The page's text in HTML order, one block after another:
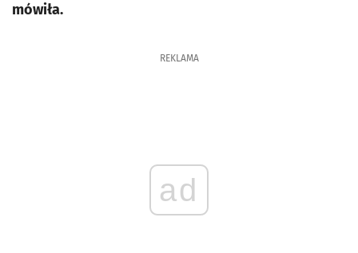
mówiła.
REKLAMA
ad